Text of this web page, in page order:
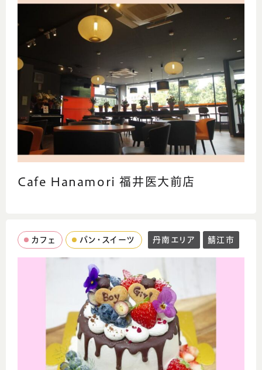
Cafe Hanamori 福井医大前店
カフェ パン・スイーツ 丹南エリア 鯖江市